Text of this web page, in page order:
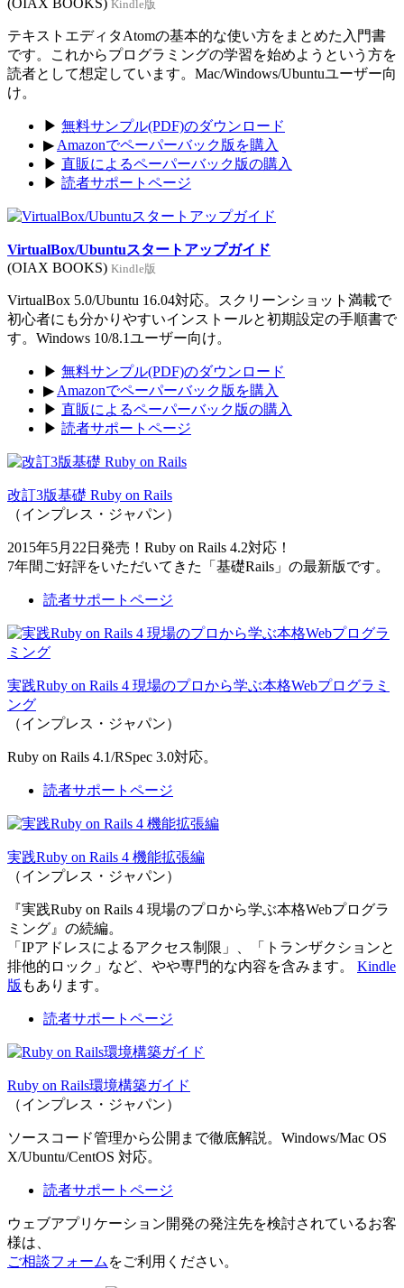
Kindle版
テキストエディタAtomの基本的な使い方をまとめた入門書
です。これからプログラミングの学習を始めようという方を
読者として想定しています。Mac/Windows/Ubuntuユーザー向
け。
▶ 無料サンプル(PDF)のダウンロード
▶ Amazonでペーパーバック版を購入
▶ 直販によるペーパーバック版の購入
▶ 読者サポートページ
VirtualBox/Ubuntuスタートアップガイド
(OIAX BOOKS) Kindle版
VirtualBox 5.0/Ubuntu 16.04対応。スクリーンショット満載で
初心者にも分かりやすいインストールと初期設定の手順書で
す。Windows 10/8.1ユーザー向け。
▶ 無料サンプル(PDF)のダウンロード
▶ Amazonでペーパーバック版を購入
▶ 直販によるペーパーバック版の購入
▶ 読者サポートページ
改訂3版基礎 Ruby on Rails
（インプレス・ジャパン）
2015年5月22日発売！Ruby on Rails 4.2対応！
7年間ご好評をいただいてきた「基礎Rails」の最新版です。
読者サポートページ
実践Ruby on Rails 4 現場のプロから学ぶ本格Webプログラミ
ング
（インプレス・ジャパン）
Ruby on Rails 4.1/RSpec 3.0対応。
読者サポートページ
実践Ruby on Rails 4 機能拡張編
（インプレス・ジャパン）
『実践Ruby on Rails 4 現場のプロから学ぶ本格Webプログラ
ミング』の続編。
「IPアドレスによるアクセス制限」、「トランザクションと
排他的ロック」など、やや専門的な内容を含みます。 Kindle
版 もあります。
読者サポートページ
Ruby on Rails環境構築ガイド
（インプレス・ジャパン）
ソースコード管理から公開まで徹底解説。Windows/Mac OS
X/Ubuntu/CentOS 対応。
読者サポートページ
ウェブアプリケーション開発の発注先を検討されているお客
様は、
ご相談フォーム をご利用ください。